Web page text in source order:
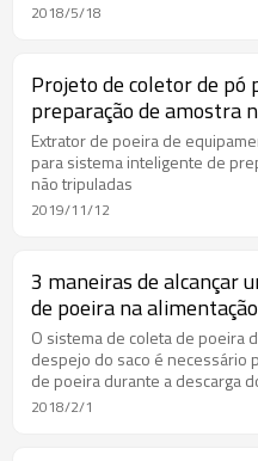
2018/5/18
Projeto de coletor de pó
preparação de amostra
inteligente - Sistema de
de equipamento de
Extrator de poeira de
para sistema inteligente de
não tripuladas
2019/11/12
3 maneiras de alcançar
de poeira na
de sacos
O sistema de coleta de poeira
despejo do saco é necessário
de poeira durante a descarga
2018/2/1